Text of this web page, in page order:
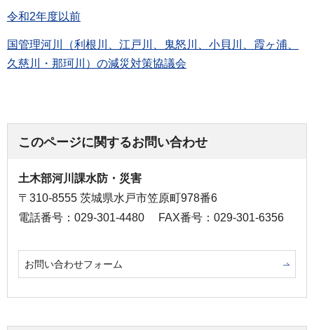
令和2年度以前
国管理河川（利根川、江戸川、鬼怒川、小貝川、霞ヶ浦、
久慈川・那珂川）の減災対策協議会
このページに関するお問い合わせ
土木部河川課水防・災害
〒310-8555 茨城県水戸市笠原町978番6
電話番号：029-301-4480
FAX番号：029-301-6356
お問い合わせフォーム